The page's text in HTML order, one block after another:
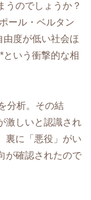
うのでしょうか？
ール・ベルタン
度が低い社会ほ
という衝撃的な相
分析。その結
激しいと認識され
裏に「悪役」がい
が確認されたので